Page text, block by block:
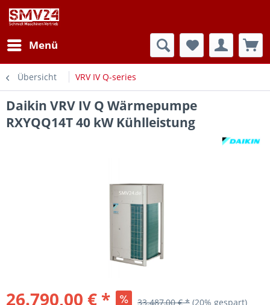
Menü
Übersicht VRV IV Q-series
Daikin VRV IV Q Wärmepumpe
RXYQQ14T 40 kW Kühlleistung
26.790,00 € * 33.487,00 € * (20% gespart)